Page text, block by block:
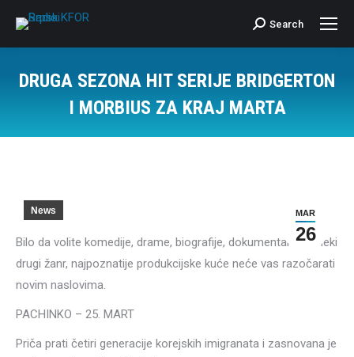
Search:
Search
DRUGA SEZONA HIT SERIJE BRIDGERTON
I MORBIUS ZA KRAJ MARTA
MAR
26
News
Bilo da volite komedije, drame, biografije, dokumentarce ili neki
drugi žanr, najpoznatije produkcijske kuće neće vas razočarati
novim naslovima.
PACHINKO – 25. MART
Priča prati četiri generacije korejskih imigranata i zasnovana je